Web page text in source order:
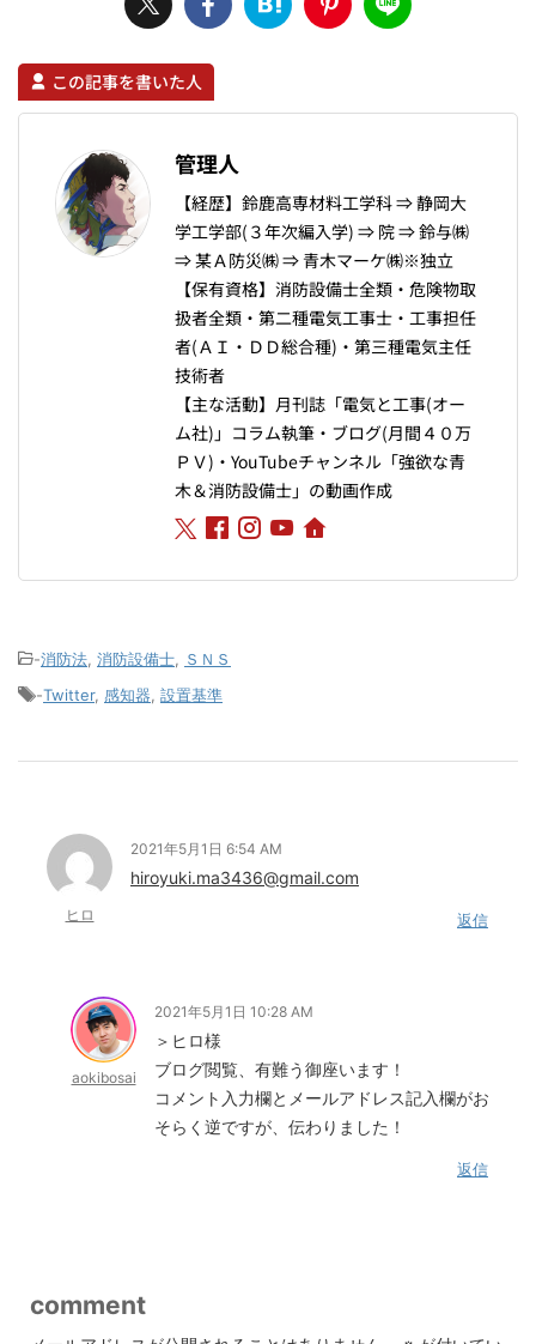
この記事を書いた人
管理人
【経歴】鈴鹿高専材料工学科 ⇒ 静岡大
学工学部(３年次編入学) ⇒ 院 ⇒ 鈴与㈱
⇒ 某Ａ防災㈱ ⇒ 青木マーケ㈱※独立
【保有資格】消防設備士全類・危険物取
扱者全類・第二種電気工事士・工事担任
者(ＡＩ・ＤＤ総合種)・第三種電気主任
技術者
【主な活動】月刊誌「電気と工事(オー
ム社)」コラム執筆・ブログ(月間４０万
ＰＶ)・YouTubeチャンネル「強欲な青
木＆消防設備士」の動画作成
-消防法, 消防設備士, ＳＮＳ
-Twitter, 感知器, 設置基準
ヒロ
2021年5月1日 6:54 AM
hiroyuki.ma3436@gmail.com
返信
aokibosai
2021年5月1日 10:28 AM
＞ヒロ様
ブログ閲覧、有難う御座います！
コメント入力欄とメールアドレス記入欄がお
そらく逆ですが、伝わりました！
返信
comment